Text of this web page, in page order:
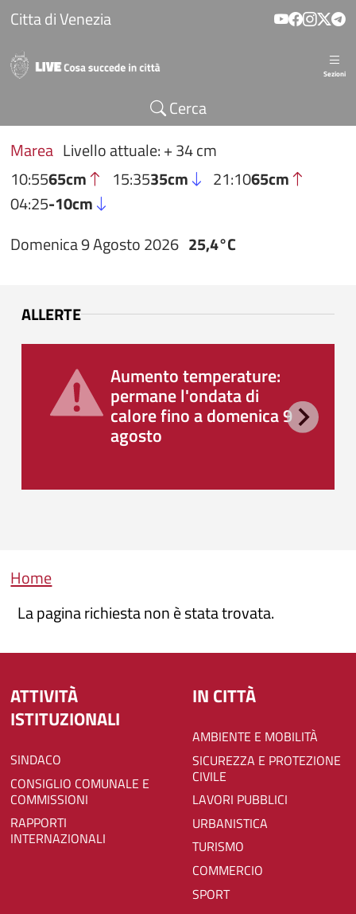
Salta al contenuto principale
Citta di Venezia
Sezioni
Cerca
Marea Livello attuale: + 34 cm
10:5565cm 15:3535cm 21:1065cm
04:25-10cm
Domenica 9 Agosto 2026 25,4°C
ALLERTE
Aumento temperature:
permane l'ondata di
calore fino a domenica 9
agosto
Briciole di pane
Home
La pagina richiesta non è stata trovata.
ATTIVITÀ
ISTITUZIONALI
SINDACO
CONSIGLIO COMUNALE E
COMMISSIONI
RAPPORTI
INTERNAZIONALI
IN CITTÀ
AMBIENTE E MOBILITÀ
SICUREZZA E PROTEZIONE
CIVILE
LAVORI PUBBLICI
URBANISTICA
TURISMO
COMMERCIO
SPORT